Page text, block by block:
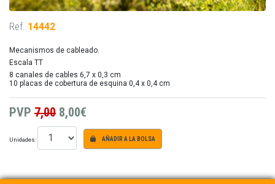
Ref. 14442
Mecanismos de cableado.
Escala TT
8 canales de cables 6,7 x 0,3 cm
10 placas de cobertura de esquina 0,4 x 0,4 cm
PVP 7,00 8,00€
Unidades: AÑADIR A LA BOLSA